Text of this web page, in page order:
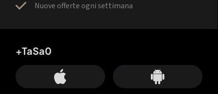
Nuove offerte ogni settimana
+TaSa0